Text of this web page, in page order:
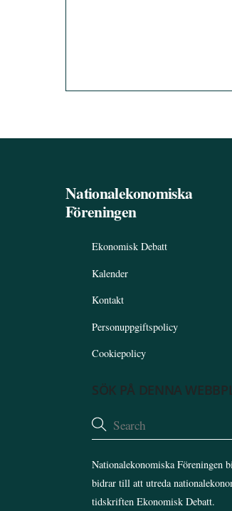
Nationalekonomiska
Föreningen
Ekonomisk Debatt
Kalender
Kontakt
Personuppgiftspolicy
Cookiepolicy
SÖK PÅ DENNA
Nationalekonomiska Föreningen
bidrar till att utreda
tidskriften Ekonomisk Debatt.